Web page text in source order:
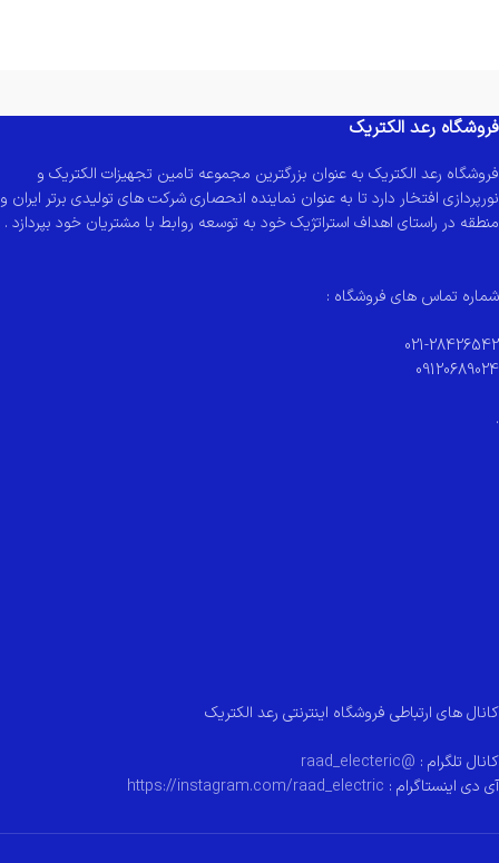
فروشگاه رعد الکتریک
فروشگاه رعد الکتریک به عنوان بزرگترین مجموعه تامین تجهیزات الکتریک و
نورپردازی افتخار دارد تا به عنوان نماینده انحصاری شرکت های تولیدی برتر ایران و
منطقه در راستای اهداف استراتژیک خود به توسعه روابط با مشتریان خود بپردازد .
شماره تماس های فروشگاه :
021-28426542
09120689024
.
کانال های ارتباطی فروشگاه اینترنتی رعد الکتریک
کانال تلگرام : @raad_electeric
آی دی اینستاگرام : https://instagram.com/raad_electric